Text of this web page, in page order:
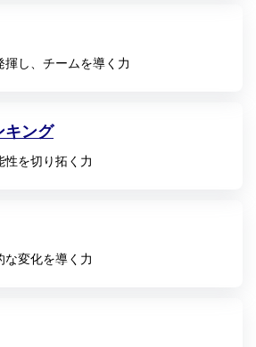
揮し、チームを導く力
キング
を切り拓く力
変化を導く力